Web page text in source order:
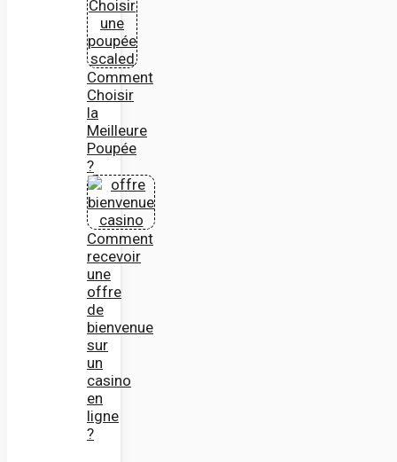
Comment
Choisir
la
Meilleure
Poupée
?
Comment
recevoir
une
offre
de
bienvenue
sur
un
casino
en
ligne
?